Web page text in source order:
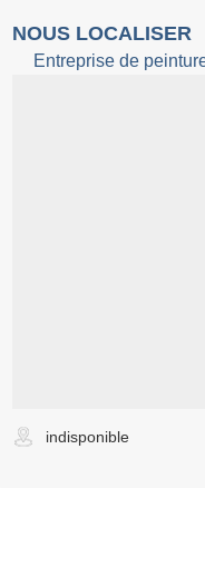
NOUS LOCALISER
Entreprise de
indisponible